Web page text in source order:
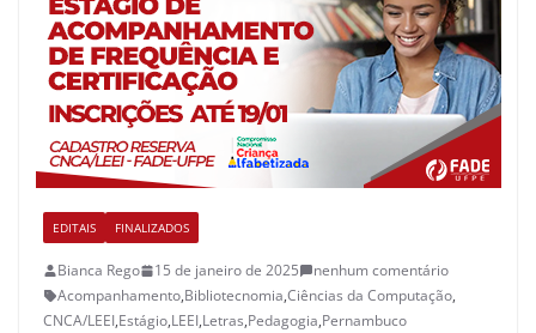
EDITAIS FINALIZADOS
Bianca Rego 15 de janeiro de 2025
nenhum comentário
Acompanhamento,Bibliotecnomia,Ciências da Computação,
CNCA/LEEI,Estágio,LEEI,Letras,Pedagogia,Pernambuco